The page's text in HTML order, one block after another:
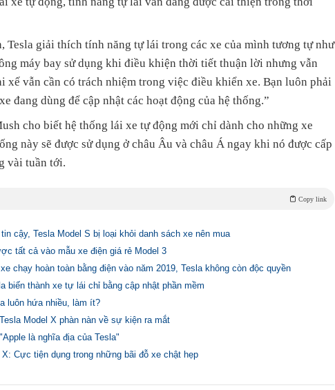
Tesla giải thích tính năng tự lái trong các xe của mình tương tự như
máy bay sử dụng khi điều khiện thời tiết thuận lời nhưng vẫn
xế vẫn cần có trách nhiệm trong việc điều khiển xe. Bạn luôn phải
đang dùng để cập nhật các hoạt động của hệ thống.”
cho biết hệ thống lái xe tự động mới chỉ dành cho những xe
này sẽ được sử dụng ở châu Âu và châu Á ngay khi nó được cấp
vài tuần tới.
Copy link
tin cậy, Tesla Model S bị loại khỏi danh sách xe nên mua
tất cả vào mẫu xe điện giá rẻ Model 3
chạy hoàn toàn bằng điện vào năm 2019, Tesla không còn độc quyền
biến thành xe tự lái chỉ bằng cập nhật phần mềm
luôn hứa nhiều, làm ít?
Model X phàn nàn về sự kiện ra mắt
là nghĩa địa của Tesla"
X: Cực tiện dụng trong những bãi đỗ xe chật hẹp